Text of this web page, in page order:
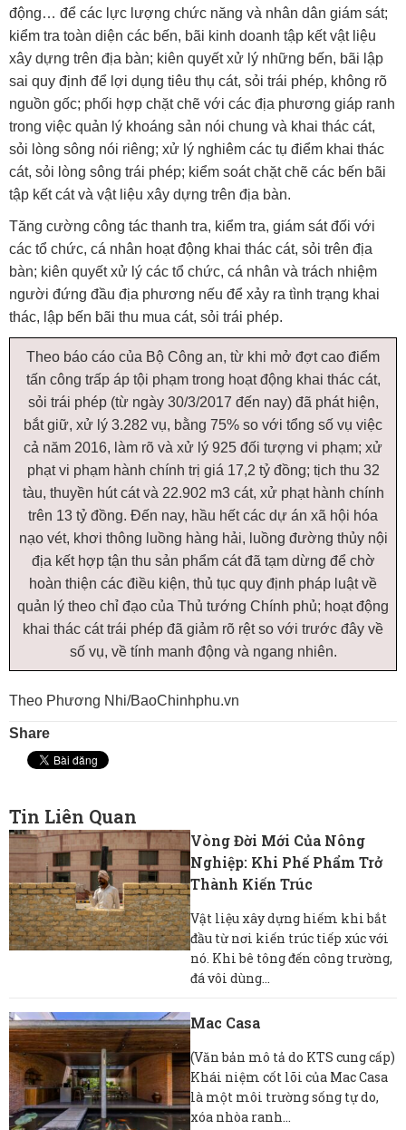
động… để các lực lượng chức năng và nhân dân giám sát;
kiểm tra toàn diện các bến, bãi kinh doanh tập kết vật liệu
xây dựng trên địa bàn; kiên quyết xử lý những bến, bãi lập
sai quy định để lợi dụng tiêu thụ cát, sỏi trái phép, không rõ
nguồn gốc; phối hợp chặt chẽ với các địa phương giáp ranh
trong việc quản lý khoáng sản nói chung và khai thác cát,
sỏi lòng sông nói riêng; xử lý nghiêm các tụ điểm khai thác
cát, sỏi lòng sông trái phép; kiểm soát chặt chẽ các bến bãi
tập kết cát và vật liệu xây dựng trên địa bàn.
Tăng cường công tác thanh tra, kiểm tra, giám sát đối với
các tổ chức, cá nhân hoạt động khai thác cát, sỏi trên địa
bàn; kiên quyết xử lý các tổ chức, cá nhân và trách nhiệm
người đứng đầu địa phương nếu để xảy ra tình trạng khai
thác, lập bến bãi thu mua cát, sỏi trái phép.
Theo báo cáo của Bộ Công an, từ khi mở đợt cao điểm
tấn công trấp áp tội phạm trong hoạt động khai thác cát,
sỏi trái phép (từ ngày 30/3/2017 đến nay) đã phát hiện,
bắt giữ, xử lý 3.282 vụ, bằng 75% so với tổng số vụ việc
cả năm 2016, làm rõ và xử lý 925 đối tượng vi phạm; xử
phạt vi phạm hành chính trị giá 17,2 tỷ đồng; tịch thu 32
tàu, thuyền hút cát và 22.902 m3 cát, xử phạt hành chính
trên 13 tỷ đồng. Đến nay, hầu hết các dự án xã hội hóa
nạo vét, khơi thông luồng hàng hải, luồng đường thủy nội
địa kết hợp tận thu sản phẩm cát đã tạm dừng để chờ
hoàn thiện các điều kiện, thủ tục quy định pháp luật về
quản lý theo chỉ đạo của Thủ tướng Chính phủ; hoạt động
khai thác cát trái phép đã giảm rõ rệt so với trước đây về
số vụ, về tính manh động và ngang nhiên.
Theo Phương Nhi/BaoChinhphu.vn
Share
Tin Liên Quan
Vòng Đời Mới Của Nông
Nghiệp: Khi Phế Phẩm Trở
Thành Kiến Trúc
Vật liệu xây dựng hiếm khi bắt
đầu từ nơi kiến ​​trúc tiếp xúc với
nó. Khi bê tông đến công trường,
đá vôi dùng...
Mac Casa
(Văn bản mô tả do KTS cung cấp)
Khái niệm cốt lõi của Mac Casa
là một môi trường sống tự do,
xóa nhòa ranh...